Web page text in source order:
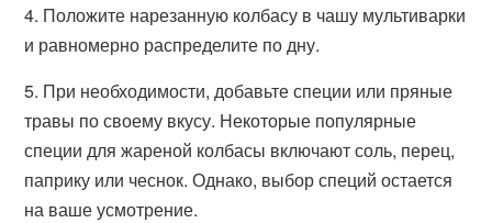
4. Положите нарезанную колбасу в чашу мультиварки
и равномерно распределите по дну.
5. При необходимости, добавьте специи или пряные
травы по своему вкусу. Некоторые популярные
специи для жареной колбасы включают соль, перец,
паприку или чеснок. Однако, выбор специй остается
на ваше усмотрение.